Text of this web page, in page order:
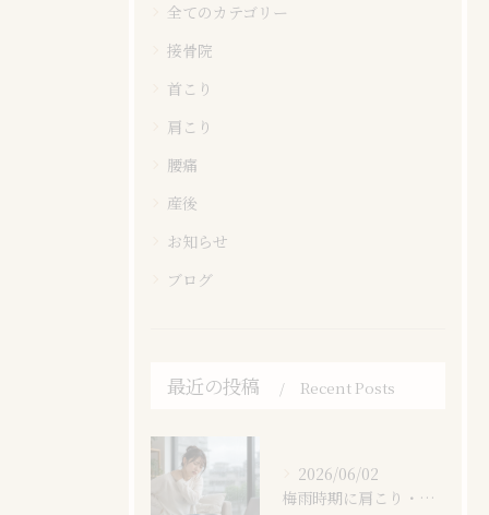
全てのカテゴリー
接骨院
首こり
肩こり
腰痛
産後
お知らせ
ブログ
最近の投稿 Recent Posts
2026/06/02
梅雨時期に肩こり・腰痛が悪化する理由とは？原因と対策を岐阜市の接骨院が解説｜岐阜市鏡島精華にある西岐阜ヒカリノ接骨院・整体院